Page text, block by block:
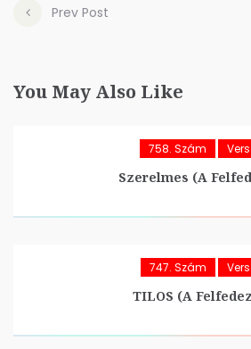
Prev Post
You May Also Like
758. Szám Vers
Szerelmes (A
747. Szám Vers
TILOS (A